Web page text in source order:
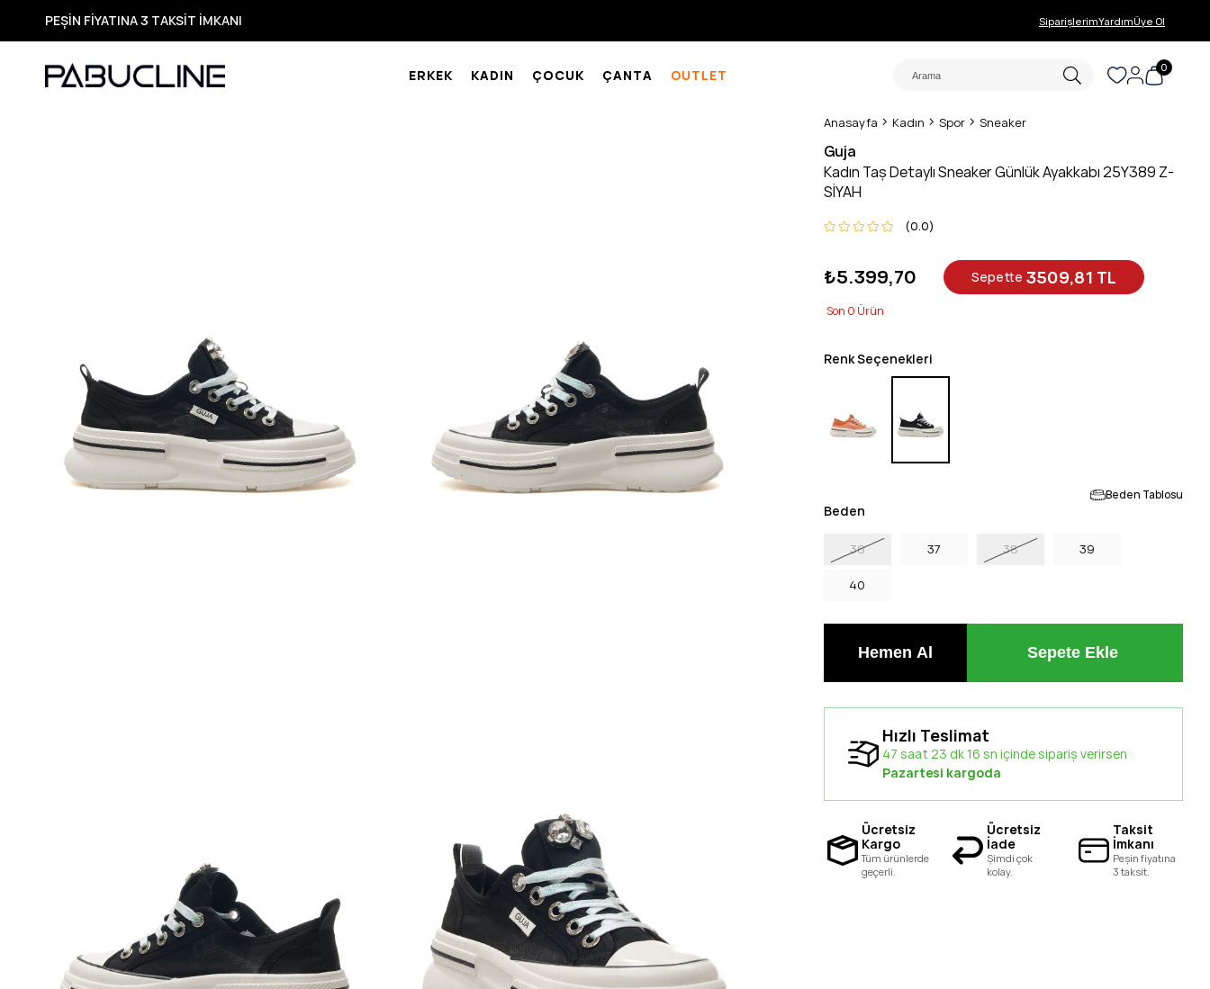
TÜM ÜRÜNLERDE ÜCRETSİZ KARGO
Yeni Sezon Ürünlerde Özel Fırsatlar
Seçili Ürünlerde Hızlı Teslimat
SiparişlerimYardımÜye Ol
ERKEK KADIN ÇOCUK ÇANTA OUTLET 0
Anasayfa Kadın Spor Sneaker
Guja
Kadın Taş Detaylı Sneaker Günlük Ayakkabı 25Y389 Z-
SİYAH
0.0
₺5.399,70 Sepette 3509,81 TL
0
Renk Seçenekleri
Beden Tablosu
Beden
36 37 38 39
40
Hızlı Teslimat
47 saat 23 dk 16 sn içinde sipariş verirsen
Pazartesi kargoda
Ücretsiz
Kargo
Tüm ürünlerde
geçerli.
Ücretsiz
İade
Şimdi çok
kolay.
Taksit
İmkanı
Peşin fiyatına
3 taksit.